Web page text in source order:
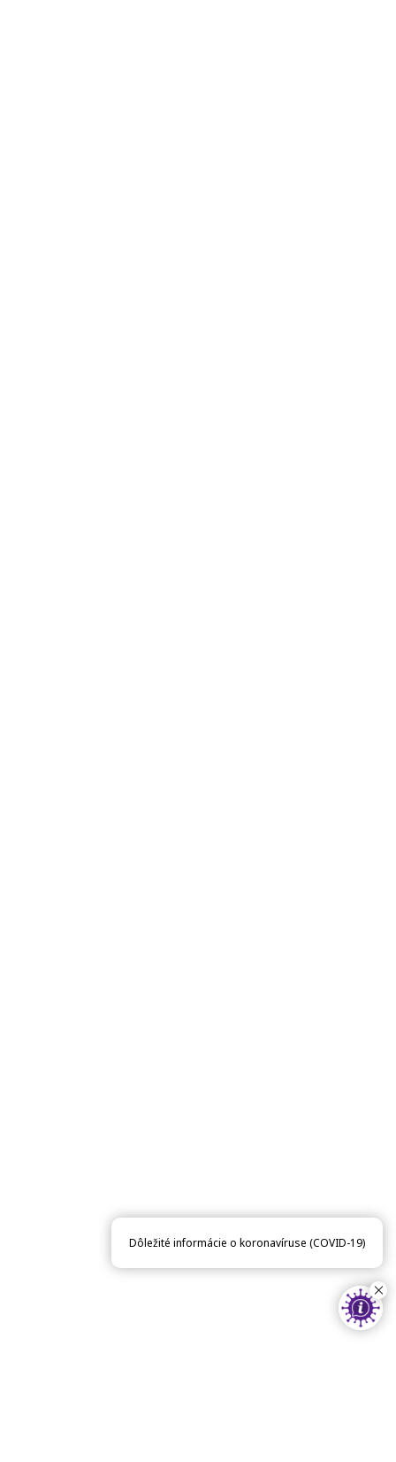
Dôležité informácie o koronavíruse (COVID-19)